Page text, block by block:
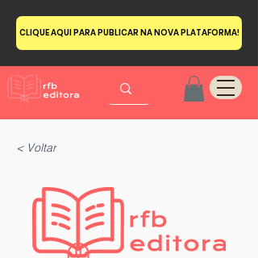
CLIQUE AQUI PARA PUBLICAR NA NOVA PLATAFORMA!
< Voltar